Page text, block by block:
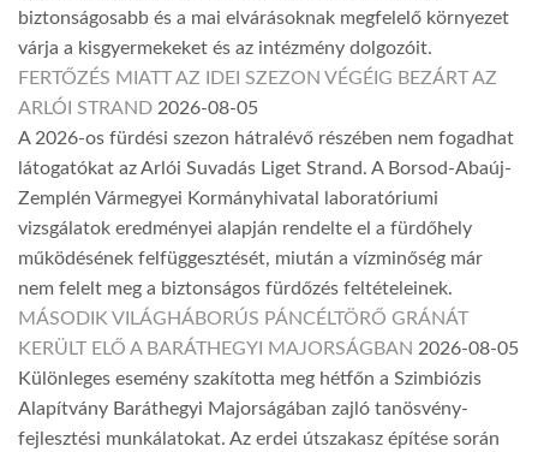
biztonságosabb és a mai elvárásoknak megfelelő környezet
várja a kisgyermekeket és az intézmény dolgozóit.
FERTŐZÉS MIATT AZ IDEI SZEZON VÉGÉIG BEZÁRT AZ
ARLÓI STRAND 2026-08-05
A 2026-os fürdési szezon hátralévő részében nem fogadhat
látogatókat az Arlói Suvadás Liget Strand. A Borsod-Abaúj-
Zemplén Vármegyei Kormányhivatal laboratóriumi
vizsgálatok eredményei alapján rendelte el a fürdőhely
működésének felfüggesztését, miután a vízminőség már
nem felelt meg a biztonságos fürdőzés feltételeinek.
MÁSODIK VILÁGHÁBORÚS PÁNCÉLTÖRŐ GRÁNÁT
KERÜLT ELŐ A BARÁTHEGYI MAJORSÁGBAN 2026-08-05
Különleges esemény szakította meg hétfőn a Szimbiózis
Alapítvány Baráthegyi Majorságában zajló tanösvény-
fejlesztési munkálatokat. Az erdei útszakasz építése során